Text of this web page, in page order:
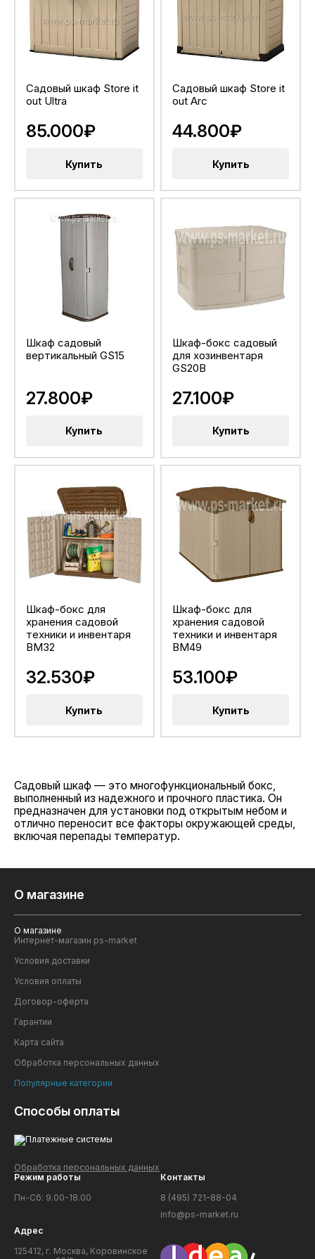
Садовый шкаф Store it
out Ultra
85.000₽
Купить
Садовый шкаф Store it
out Arc
44.800₽
Купить
Шкаф садовый
вертикальный GS15
27.800₽
Купить
Шкаф-бокс садовый
для хозинвентаря
GS20B
27.100₽
Купить
Шкаф-бокс для
хранения садовой
техники и инвентаря
BM32
32.530₽
Купить
Шкаф-бокс для
хранения садовой
техники и инвентаря
BM49
53.100₽
Купить
Садовый шкаф — это многофункциональный бокс,
выполненный из надежного и прочного пластика. Он
предназначен для установки под открытым небом и
отлично переносит все факторы окружающей среды,
включая перепады температур.
О магазине
О магазине
Интернет-магазин ps-market
Условия доставки
Условия оплаты
Договор-оферта
Гарантии
Карта сайта
Обработка персональных данных
Популярные категории
Способы оплаты
Обработка персональных данных
Режим работы
Пн-Сб: 9.00-18.00
Контакты
8 (495) 721-88-04
info@ps-market.ru
Адрес
125412, г. Москва, Коровинское